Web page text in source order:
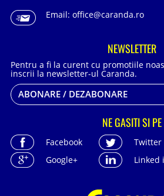
Email: office@caranda.ro
NEWSLETTER
Pentru a fi la curent cu promotiile
inscrii la newsletter-ul Caranda.
ABONARE / DEZABONARE
NE GASITI SI PE
Facebook
Twitter
Google+
Linked